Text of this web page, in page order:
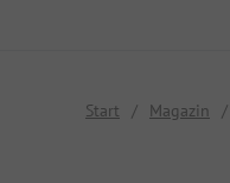
Start / Magazin /